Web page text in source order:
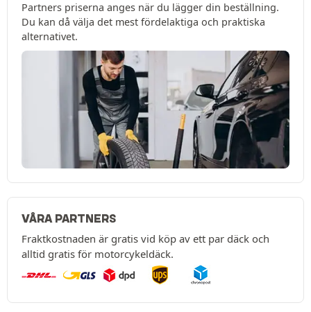
Partners priserna anges när du lägger din beställning.
Du kan då välja det mest fördelaktiga och praktiska
alternativet.
VÅRA PARTNERS
Fraktkostnaden är gratis vid köp av ett par däck och
alltid gratis för motorcykeldäck.